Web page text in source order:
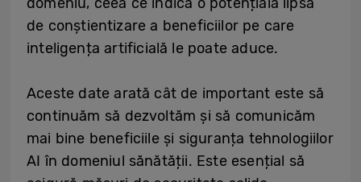
de conștientizare a beneficiilor pe care
inteligența artificială le poate aduce.
Aceste date arată cât de important este să
continuăm să dezvoltăm și să comunicăm
mai bine beneficiile și siguranța tehnologiilor
AI în domeniul sănătății. Este esențial să